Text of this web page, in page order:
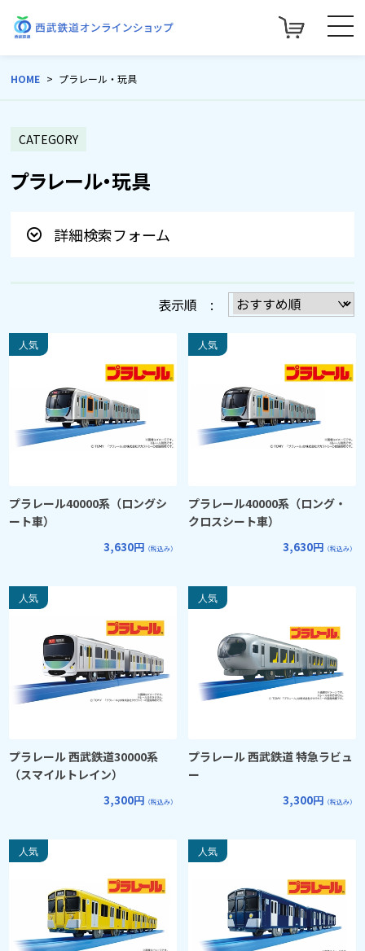
HOME プラレール・玩具
CATEGORY
プラレール・玩具
詳細検索フォーム
表示順 :
プラレール40000系（ロングシ
ート車）
3,630円 （税込み）
プラレール40000系（ロング・
クロスシート車）
3,630円 （税込み）
プラレール 西武鉄道30000系
（スマイルトレイン）
3,300円 （税込み）
プラレール 西武鉄道 特急ラビュ
ー
3,300円 （税込み）